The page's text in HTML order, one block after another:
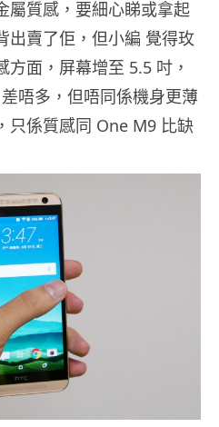
屬質感，要細心睇或拿起
出賣了佢，但小編 覺得玫
面，屏幕增至 5.5 吋，
唔多，但唔同係機身更薄
只係質感同 One M9 比缺